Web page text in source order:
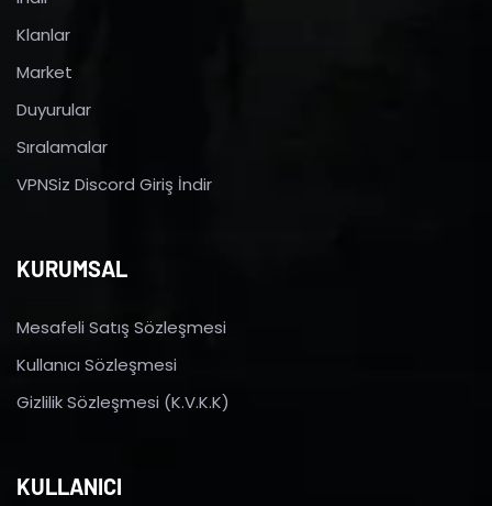
Klanlar
Market
Duyurular
Sıralamalar
VPNSiz Discord Giriş İndir
KURUMSAL
Mesafeli Satış Sözleşmesi
Kullanıcı Sözleşmesi
Gizlilik Sözleşmesi (K.V.K.K)
KULLANICI